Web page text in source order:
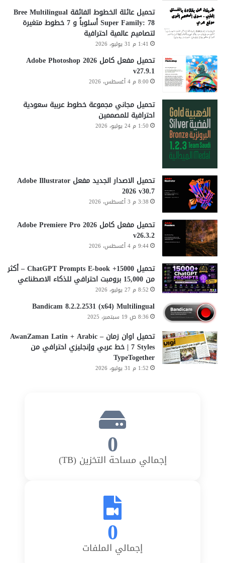
تحميل عائلة الخطوط الفائقة Bree Multilingual
Super Family: 78 أسلوباً و 7 خطوط متغيرة
لتصاميم عالمية احترافية
1:41 م 31 يوليو، 2026
تحميل مفعل كامل Adobe Photoshop 2026
v27.9.1
8:00 م 4 أغسطس، 2026
تحميل مجاني مجموعة خطوط عربية سعودية
احترافية للمصممين
1:50 م 24 يوليو، 2026
تحميل الاصدار الجديد مفعل Adobe Illustrator
2026 v30.7
3:38 م 3 أغسطس، 2026
تحميل مفعل كامل Adobe Premiere Pro 2026
v26.3.2
9:44 م 4 أغسطس، 2026
تحميل 15000+ ChatGPT Prompts E-book – أكثر
من 15,000 برومبت احترافي للذكاء الاصطناعي
8:52 م 27 يوليو، 2026
Bandicam 8.2.2.2531 (x64) Multilingual
8:36 ص 19 سبتمبر، 2025
تحميل اوان زمان AwanZaman Latin + Arabic –
7 Styles | خط عربي وإنجليزي احترافي من
TypeTogether
1:52 م 31 يوليو، 2026
0
إجمالي مساحة التخزين (TB)
0
إجمالي الملفات